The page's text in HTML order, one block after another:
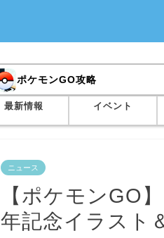
ポケモンGO攻略
最新情報 イベント
ニュース
【ポケモンGO
年記念イラスト